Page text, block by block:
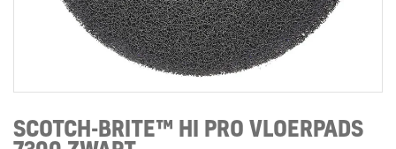
SCOTCH-BRITE™ HI PRO VLOERPADS